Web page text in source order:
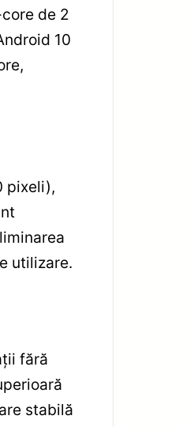
de 2
10
pixeli),
utilizare.
fără
stabilă